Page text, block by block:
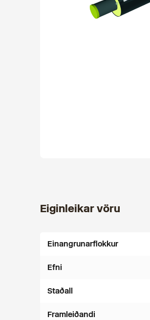
Eiginleikar vöru
Einangrunarflokkur
Efni
Staðall
Framleiðandi